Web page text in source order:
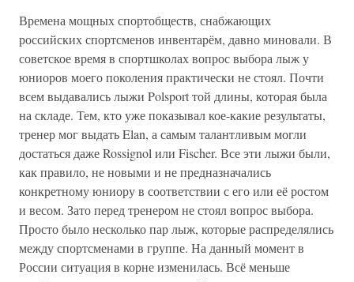
Времена мощных спортобществ, снабжающих
российских спортсменов инвентарём, давно миновали. В
советское время в спортшколах вопрос выбора лыж у
юниоров моего поколения практически не стоял. Почти
всем выдавались лыжи Polsport той длины, которая была
на складе. Тем, кто уже показывал кое-какие результаты,
тренер мог выдать Elan, а самым талантливым могли
достаться даже Rossignol или Fischer. Все эти лыжи были,
как правило, не новыми и не предназначались
конкретному юниору в соответствии с его или её ростом
и весом. Зато перед тренером не стоял вопрос выбора.
Просто было несколько пар лыж, которые распределялись
между спортсменами в группе. На данный момент в
России ситуация в корне изменилась. Всё меньше